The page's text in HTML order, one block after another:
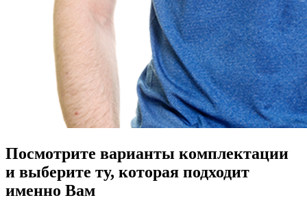
Посмотрите варианты комплектации
и выберите ту, которая подходит
именно Вам